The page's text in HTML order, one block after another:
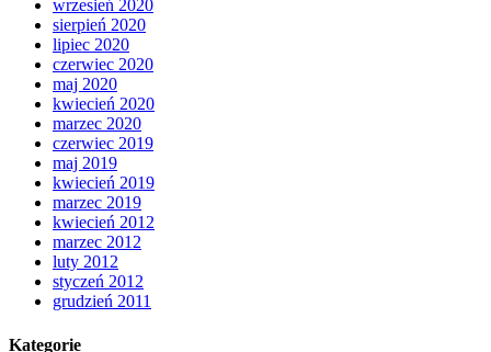
wrzesień 2020
sierpień 2020
lipiec 2020
czerwiec 2020
maj 2020
kwiecień 2020
marzec 2020
czerwiec 2019
maj 2019
kwiecień 2019
marzec 2019
kwiecień 2012
marzec 2012
luty 2012
styczeń 2012
grudzień 2011
Kategorie